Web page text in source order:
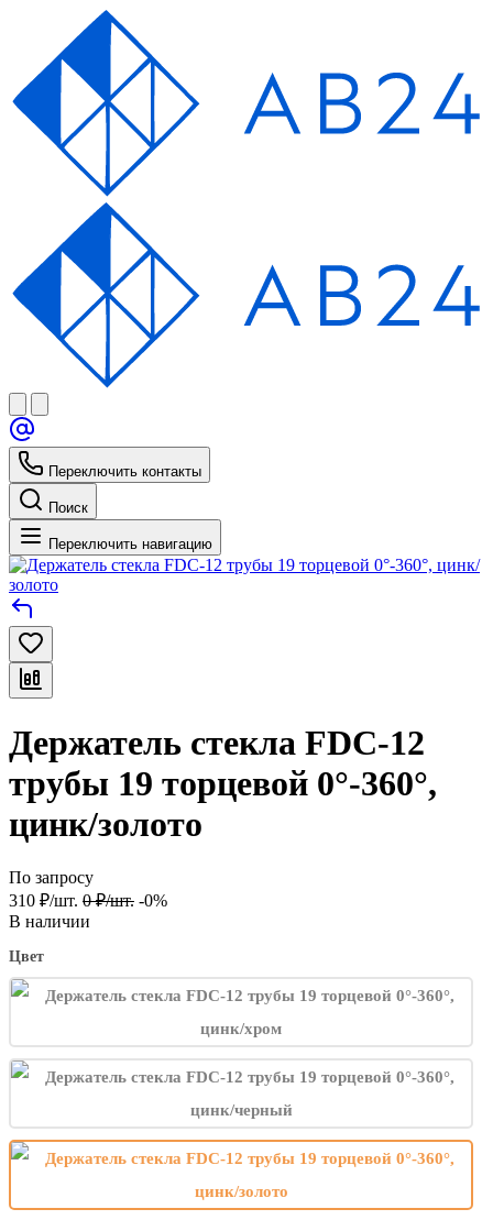
Переключить контакты
Поиск
Переключить навигацию
Держатель стекла FDC-12
трубы 19 торцевой 0°-360°,
цинк/золото
По запросу
310 ₽/шт. 0 ₽/шт. -0%
В наличии
Цвет